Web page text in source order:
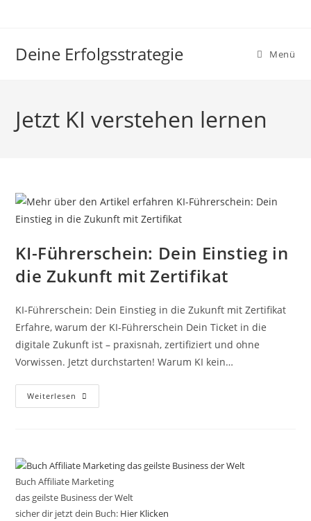
Deine Erfolgsstrategie Menü
Jetzt KI verstehen lernen
KI-Führerschein: Dein Einstieg in
die Zukunft mit Zertifikat
KI-Führerschein: Dein Einstieg in die Zukunft mit Zertifikat
Erfahre, warum der KI-Führerschein Dein Ticket in die
digitale Zukunft ist – praxisnah, zertifiziert und ohne
Vorwissen. Jetzt durchstarten! Warum KI kein…
Weiterlesen KI-
Führerschein:
Mit
Zertifikat
Buch Affiliate Marketing
das geilste Business der Welt
sicher dir jetzt dein Buch: Hier Klicken